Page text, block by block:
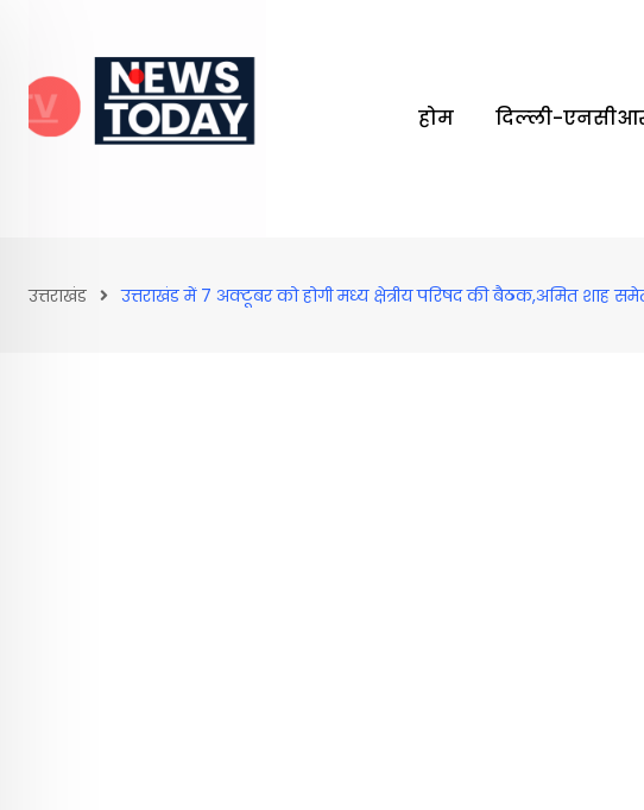
content
होम दिल्‍ली-
उत्तराखंड उत्तराखंड में 7 अक्टूबर को होगी मध्य क्षेत्रीय परिषद की बैठक,अमित शाह